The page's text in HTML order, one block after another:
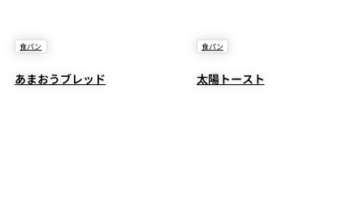
食パン
あまおうブレッド
食パン
太陽トースト